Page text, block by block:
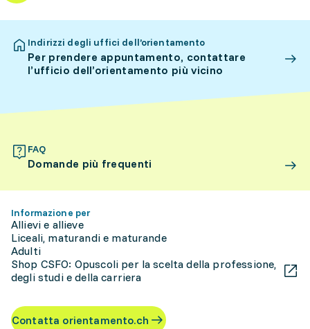
Indirizzi degli uffici dell’orientamento
Per prendere appuntamento, contattare
l’ufficio dell’orientamento più vicino
FAQ
Domande più frequenti
Informazione per
Allievi e allieve
Liceali, maturandi e maturande
Adulti
Shop CSFO: Opuscoli per la scelta della professione,
degli studi e della carriera
Contatta orientamento.ch